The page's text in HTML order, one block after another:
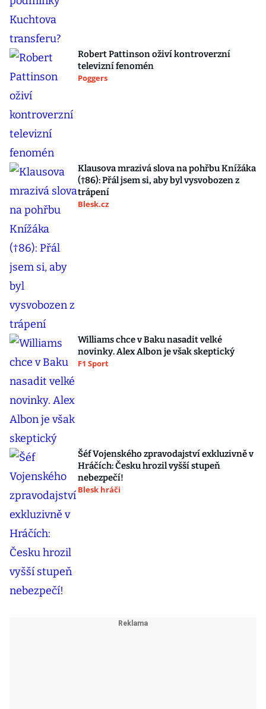
Robert Pattinson oživí kontroverzní
televizní fenomén
Poggers
Klausova mrazivá slova na pohřbu Knížáka
(†86): Přál jsem si, aby byl vysvobozen z
trápení
Blesk.cz
Williams chce v Baku nasadit velké
novinky. Alex Albon je však skeptický
F1 Sport
Šéf Vojenského zpravodajství exkluzivně v
Hráčích: Česku hrozil vyšší stupeň
nebezpečí!
Blesk hráči